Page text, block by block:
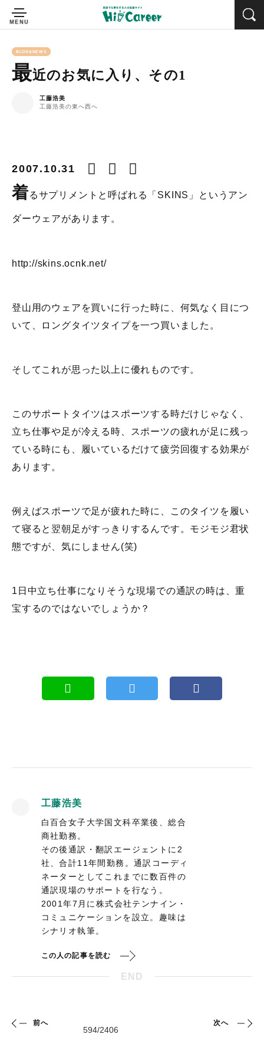
BLOG&NEWS
最近のお気に入り、その1
工藤浩美
工藤浩美の東へ西へ
2007.10.31
着るサプリメントと呼ばれる「SKINS」というアン
ダーウェアがあります。
http://skins.ocnk.net/
登山用のウェアを買いに行った時に、何気なく目につ
いて、ロングタイツタイプを一つ買いました。
そしてこれが思った以上に優れものです。
このサポートタイツはスポーツする時だけじゃなく、
立ち仕事や足が冷える時、スポーツの疲れが足に残っ
ている時にも、履いているだけて疲労回復する効果が
あります。
例えばスポーツで足が疲れた時に、このタイツを履い
て寝ると翌朝足がすっきりするんです。モジモジ君状
態ですが、気にしません(笑)
1日中立ち仕事になりそうな現場での通訳の時は、重
宝するのではないでしょうか？
工藤浩美
白百合女子大学国文科卒業後、総合
商社勤務。
その後通訳・翻訳エージェントに2
社、合計11年間勤務。通訳コーディ
ネーターとしてこれまでに数百件の
通訳現場のサポートを行なう。
2001年7月に株式会社テンナイン・
コミュニケーションを設立。趣味は
シナリオ執筆。
この人の記事を読む
END
前へ 次へ